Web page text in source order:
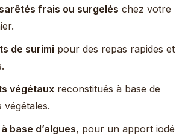
frais ou surgelés chez votre
de surimi pour des repas rapides et
végétaux reconstitués à base de
végétales.
base d’algues, pour un apport iodé